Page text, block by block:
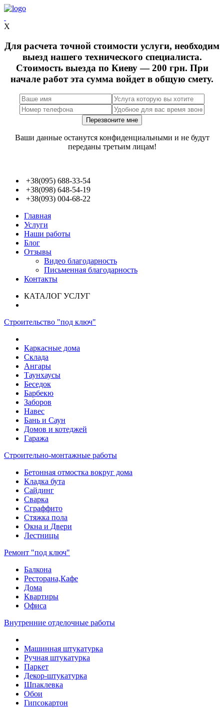
X
Для расчета точной стоимости услуги, необходим
выезд нашего технического специалиста.
Стоимость выезда по Киеву — 200 грн. При
начале работ эта сумма войдет в общую смету.
Ваши данные останутся конфиденциальными и не будут
переданы третьим лицам!
+38(095) 688-33-54
+38(098) 648-54-19
+38(093) 004-68-22
Главная
Услуги
Наши работы
Блог
Отзывы
Видео благодарность
Письменная благодарность
Контакты
КАТАЛОГ УСЛУГ
Строительство "под ключ"
Каркасные дома
Склада
Ангары
Таунхаусы
Беседок
Барбекю
Заборов
Навес
Бань и Саун
Домов и котеджей
Гаража
Строительно-монтажные работы
Бетонная отмостка вокруг дома
Кладка бута
Сайдинг
Сварка
Сграффито
Стяжка пола
Окна и Двери
Лестницы
Ремонт "под ключ"
Балкона
Ресторана,Кафе
Дома
Квартиры
Офиса
Внутренние отделочные работы
Машинная штукатурка
Ручная штукатурка
Паркет
Декор-штукатурка
Шпаклевка
Обои
Гипсокартон